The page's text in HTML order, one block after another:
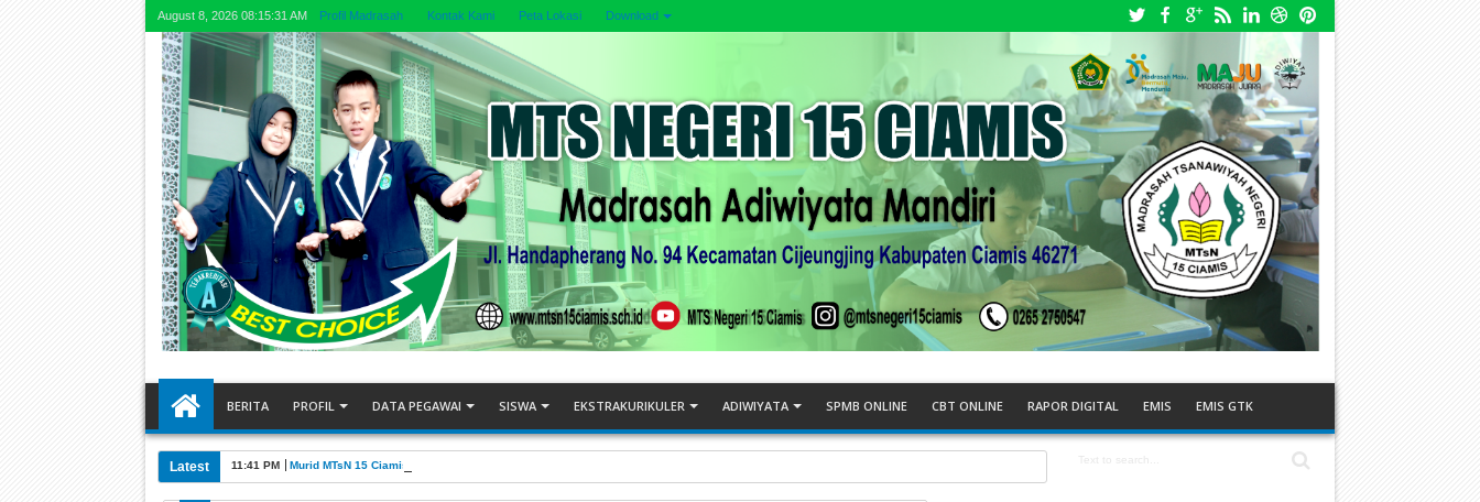
August 8, 2026 08:15:32 AM Profil Madrasah Kontak Kami Peta Lokasi Download
BERITA PROFIL DATA PEGAWAI SISWA EKSTRAKURIKULER ADIWIYATA SPMB ONLINE CBT ONLINE RAPOR DIGITAL EMIS EMIS GTK
Latest 11:41 PM Murid MTsN 15 Ciamis Sukses Tembus Final MOSAIC 2026